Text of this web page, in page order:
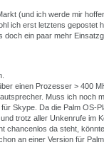
(und ich werde mir
ich erst letztens gepostet
doch ein paar mehr
einen Prozesser > 400
Muss ich noch
Skype. Da die Palm OS-
trotz aller Unkenrufe im
chancenlos da steht,
an einer Version für